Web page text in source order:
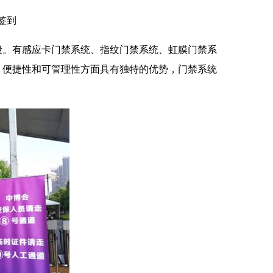
到
有感应卡门禁系统、指纹门禁系统、虹膜门禁系
捷性和可管理性方面具有独特的优势，门禁系统